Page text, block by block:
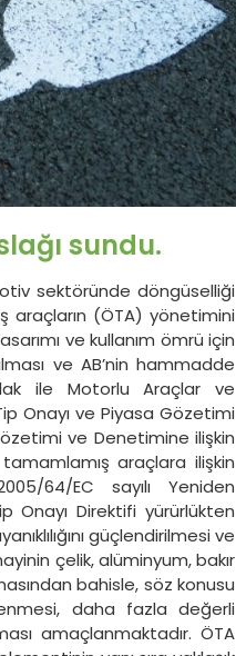
sundu.
sektöründe döngüselliği
araçların (ÖTA) yönetimini
ve kullanım ömrü için
ve AB’nin hammadde
ile Motorlu Araçlar ve
Onayı ve Piyasa Gözetimi
ve Denetimine ilişkin
araçlara ilişkin
64/EC sayılı Yeniden
Onayı Direktifi yürürlükten
güçlendirilmesi ve
çelik, alüminyum, bakır
bahisle, söz konusu
daha fazla değerli
amaçlanmaktadır. ÖTA